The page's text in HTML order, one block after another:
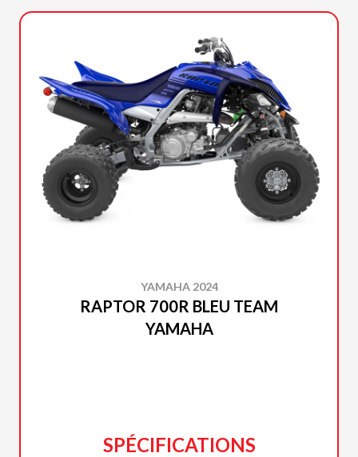
YAMAHA 2024
RAPTOR 700R BLEU TEAM
YAMAHA
SPÉCIFICATIONS